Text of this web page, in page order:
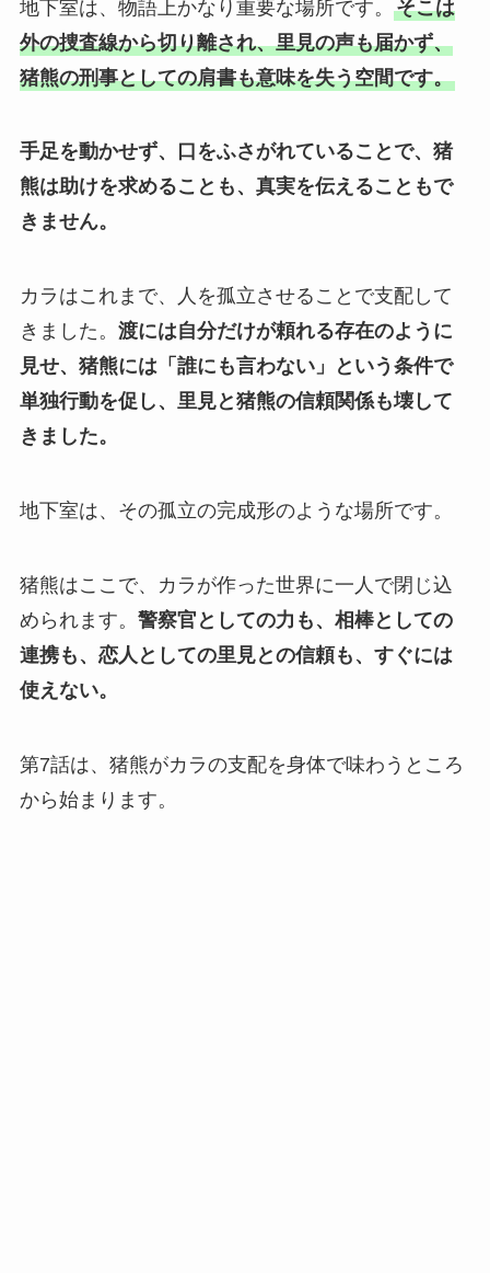
地下室は、物語上かなり重要な場所です。 そこは
外の捜査線から切り離され、里見の声も届かず、
猪熊の刑事としての肩書も意味を失う空間です。
手足を動かせず、口をふさがれていることで、猪
熊は助けを求めることも、真実を伝えることもで
きません。
カラはこれまで、人を孤立させることで支配して
きました。 渡には自分だけが頼れる存在のように
見せ、猪熊には「誰にも言わない」という条件で
単独行動を促し、里見と猪熊の信頼関係も壊して
きました。
地下室は、その孤立の完成形のような場所です。
猪熊はここで、カラが作った世界に一人で閉じ込
められます。 警察官としての力も、相棒としての
連携も、恋人としての里見との信頼も、すぐには
使えない。
第7話は、猪熊がカラの支配を身体で味わうところ
から始まります。